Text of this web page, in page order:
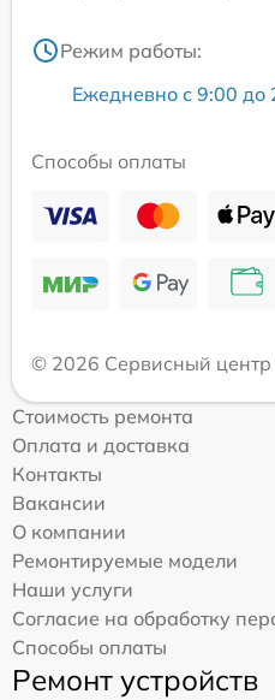
Режим работы:
Ежедневно с 9:00 до
Способы оплаты
© 2026 Сервисный центр
Стоимость ремонта
Оплата и доставка
Контакты
Вакансии
О компании
Ремонтируемые модели
Наши услуги
Согласие на обработку
Способы оплаты
Ремонт устройств